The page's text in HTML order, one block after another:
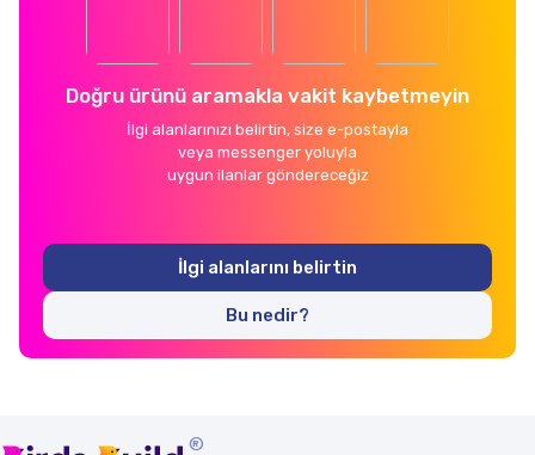
Doğru ürünü aramakla vakit kaybetmeyin
İlgi alanlarınızı belirtin, size e-postayla
veya messenger yoluyla
uygun ilanlar göndereceğiz
İlgi alanlarını belirtin
Bu nedir?
®